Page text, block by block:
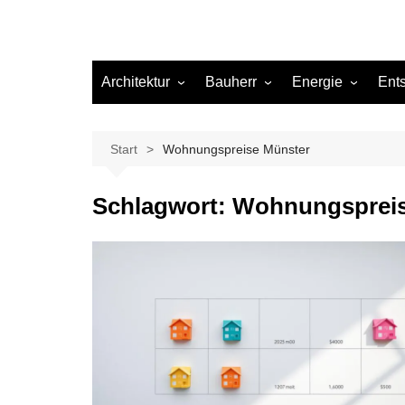
Architektur Bauherr
Beleuchtung
Materialien
Ökologisch bauen
Sanierung
Hygiene
Energie
Gas
Start Wohnungspreise Münster
Schlagwort: